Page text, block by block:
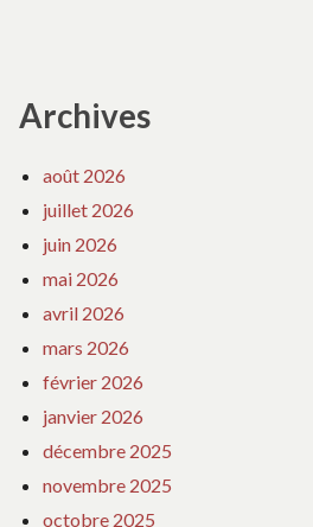
Archives
août 2026
juillet 2026
juin 2026
mai 2026
avril 2026
mars 2026
février 2026
janvier 2026
décembre 2025
novembre 2025
octobre 2025